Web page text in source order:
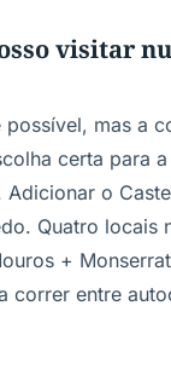
visitar
mas a
certa para a
Adicionar o
Quatro locais
+
correr entre